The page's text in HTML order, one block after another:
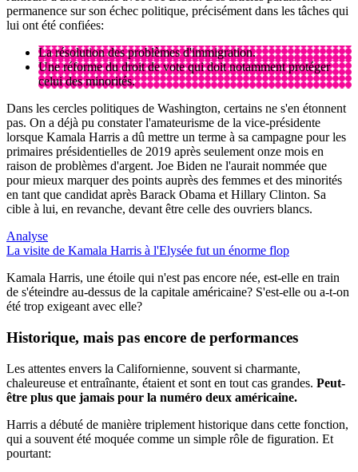
permanence sur son échec politique, précisément dans les tâches qui
lui ont été confiées:
La résolution des problèmes d'immigration.
Une réforme du droit de vote qui doit notamment protéger
celui des minorités.
Dans les cercles politiques de Washington, certains ne s'en étonnent
pas. On a déjà pu constater l'amateurisme de la vice-présidente
lorsque Kamala Harris a dû mettre un terme à sa campagne pour les
primaires présidentielles de 2019 après seulement onze mois en
raison de problèmes d'argent. Joe Biden ne l'aurait nommée que
pour mieux marquer des points auprès des femmes et des minorités
en tant que candidat après Barack Obama et Hillary Clinton. Sa
cible à lui, en revanche, devant être celle des ouvriers blancs.
Analyse
La visite de Kamala Harris à l'Elysée fut un énorme flop
Kamala Harris, une étoile qui n'est pas encore née, est-elle en train
de s'éteindre au-dessus de la capitale américaine? S'est-elle ou a-t-on
été trop exigeant avec elle?
Historique, mais pas encore de performances
Les attentes envers la Californienne, souvent si charmante,
chaleureuse et entraînante, étaient et sont en tout cas grandes. Peut-
être plus que jamais pour la numéro deux américaine.
Harris a débuté de manière triplement historique dans cette fonction,
qui a souvent été moquée comme un simple rôle de figuration. Et
pourtant: